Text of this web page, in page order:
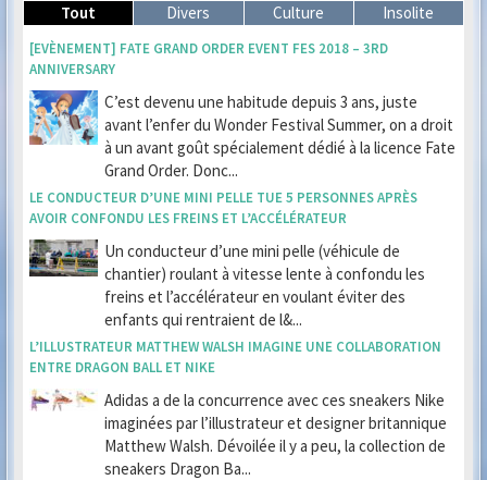
Tout
Divers Culture Insolite
[EVÈNEMENT] FATE GRAND ORDER EVENT FES 2018 – 3RD
ANNIVERSARY
C’est devenu une habitude depuis 3 ans, juste
avant l’enfer du Wonder Festival Summer, on a droit
à un avant goût spécialement dédié à la licence Fate
Grand Order. Donc...
LE CONDUCTEUR D’UNE MINI PELLE TUE 5 PERSONNES APRÈS
AVOIR CONFONDU LES FREINS ET L’ACCÉLÉRATEUR
Un conducteur d’une mini pelle (véhicule de
chantier) roulant à vitesse lente à confondu les
freins et l’accélérateur en voulant éviter des
enfants qui rentraient de l&...
L’ILLUSTRATEUR MATTHEW WALSH IMAGINE UNE COLLABORATION
ENTRE DRAGON BALL ET NIKE
Adidas a de la concurrence avec ces sneakers Nike
imaginées par l’illustrateur et designer britannique
Matthew Walsh. Dévoilée il y a peu, la collection de
sneakers Dragon Ba...